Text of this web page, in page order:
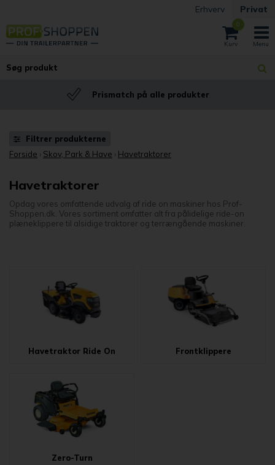
Erhverv Privat
0
BILLIG fragt
Fast billig fragt
Filtrer produkterne
Forside › Skov, Park & Have › Havetraktorer
Havetraktorer
Opdag vores omfattende udvalg af ride on maskiner hos Prof-
Shoppen.dk. Vores sortiment omfatter alt fra pålidelige ride-on
plæneklippere til alsidige traktorer og terrængående maskiner.
Havetraktor Ride On Frontklippere
Zero-Turn